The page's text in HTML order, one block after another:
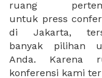
ruang
untuk press
di Jakarta,
banyak pilihan
Anda. Karena
konferensi kami
datang dalam
ukuran
semuanya
dengan
profesional,
yang ramah untuk